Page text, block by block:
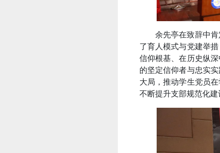
余先亭在致辞中
了育人模式与党建举
信仰根基、在历史纵
的坚定信仰者与忠实
大局，推动学生党员
不断提升支部规范化